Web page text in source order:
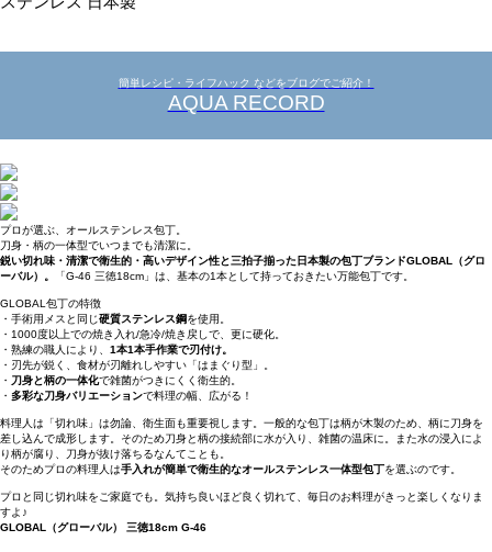
簡単レシピ・ライフハック などをブログでご紹介！
AQUA RECORD
プロが選ぶ、オールステンレス包丁。
刀身・柄の一体型でいつまでも清潔に。
鋭い切れ味・清潔で衛生的・高いデザイン性と三拍子揃った日本製の包丁ブランドGLOBAL（グロ
ーバル）。
「G-46 三徳18cm」は、基本の1本として持っておきたい万能包丁です。
GLOBAL包丁の特徴
・手術用メスと同じ硬質ステンレス鋼を使用。
・1000度以上での焼き入れ/急冷/焼き戻しで、更に硬化。
・熟練の職人により、 1本1本手作業で刃付け。
・刃先が鋭く、食材が刃離れしやすい「はまぐり型」。
・ 刀身と柄の一体化で雑菌がつきにくく衛生的。
・ 多彩な刀身バリエーションで料理の幅、広がる！
料理人は「切れ味」は勿論、衛生面も重要視します。一般的な包丁は柄が木製のため、柄に刀身を
差し込んで成形します。そのため刀身と柄の接続部に水が入り、雑菌の温床に。また水の浸入によ
り柄が腐り、刀身が抜け落ちるなんてことも。
そのためプロの料理人は手入れが簡単で衛生的なオールステンレス一体型包丁を選ぶのです。
プロと同じ切れ味をご家庭でも。気持ち良いほど良く切れて、毎日のお料理がきっと楽しくなりま
すよ♪
GLOBAL（グローバル） 三徳18cm G-46